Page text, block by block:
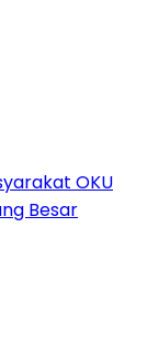
OKU
Besar